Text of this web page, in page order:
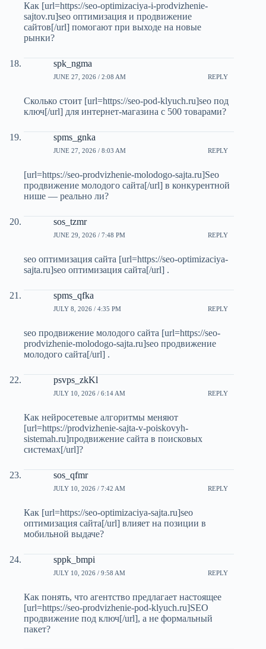
Как [url=https://seo-optimizaciya-i-prodvizhenie-
sajtov.ru]seo оптимизация и продвижение
сайтов[/url] помогают при выходе на новые
рынки?
spk_ngma
JUNE 27, 2026 / 2:08 AM REPLY
Сколько стоит [url=https://seo-pod-klyuch.ru]seo под
ключ[/url] для интернет-магазина с 500 товарами?
spms_gnka
JUNE 27, 2026 / 8:03 AM REPLY
[url=https://seo-prodvizhenie-molodogo-sajta.ru]Seo
продвижение молодого сайта[/url] в конкурентной
нише — реально ли?
sos_tzmr
JUNE 29, 2026 / 7:48 PM REPLY
seo оптимизация сайта [url=https://seo-optimizaciya-
sajta.ru]seo оптимизация сайта[/url] .
spms_qfka
JULY 8, 2026 / 4:35 PM REPLY
seo продвижение молодого сайта [url=https://seo-
prodvizhenie-molodogo-sajta.ru]seo продвижение
молодого сайта[/url] .
psvps_zkKl
JULY 10, 2026 / 6:14 AM REPLY
Как нейросетевые алгоритмы меняют
[url=https://prodvizhenie-sajta-v-poiskovyh-
sistemah.ru]продвижение сайта в поисковых
системах[/url]?
sos_qfmr
JULY 10, 2026 / 7:42 AM REPLY
Как [url=https://seo-optimizaciya-sajta.ru]seo
оптимизация сайта[/url] влияет на позиции в
мобильной выдаче?
sppk_bmpi
JULY 10, 2026 / 9:58 AM REPLY
Как понять, что агентство предлагает настоящее
[url=https://seo-prodvizhenie-pod-klyuch.ru]SEO
продвижение под ключ[/url], а не формальный
пакет?